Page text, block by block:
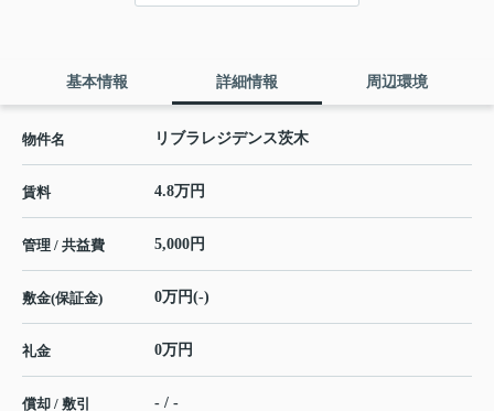
基本情報 詳細情報 周辺環境
物件名 リブラレジデンス茨木
賃料 4.8万円
管理 / 共益費 5,000円
敷金(保証金) 0万円(-)
礼金 0万円
償却 / 敷引 - / -